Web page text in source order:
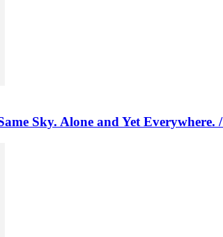
Sky. Alone and Yet Everywhere.